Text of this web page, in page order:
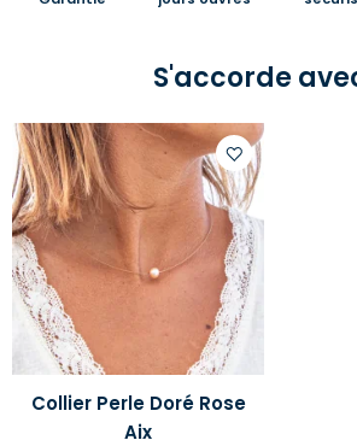
S'accorde
Ajouter
à
votre
liste
d'envies
Collier Perle Doré Rose
Aix